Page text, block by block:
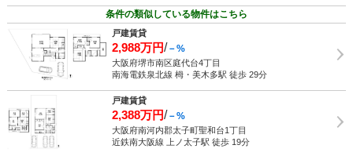
条件の類似している物件はこちら
戸建賃貸
2,988万円/－%
大阪府堺市南区庭代台4丁目
南海電鉄泉北線 栂・美木多駅 徒歩 29分
戸建賃貸
2,388万円/－%
大阪府南河内郡太子町聖和台1丁目
近鉄南大阪線 上ノ太子駅 徒歩 19分